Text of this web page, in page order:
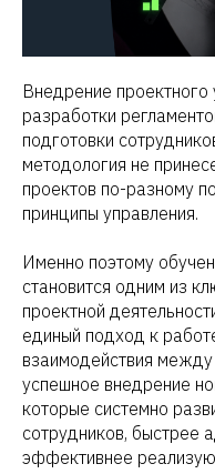
Внедрение проектного
разработки
подготовки
методология не
проектов по-разному
принципы управления.
Именно поэтому
становится одним из
проектной
единый подход к
взаимодействия
успешное внедрение
которые системно
сотрудников, быстрее
эффективнее